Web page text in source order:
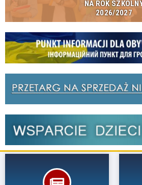
NA ROK
2026/2027